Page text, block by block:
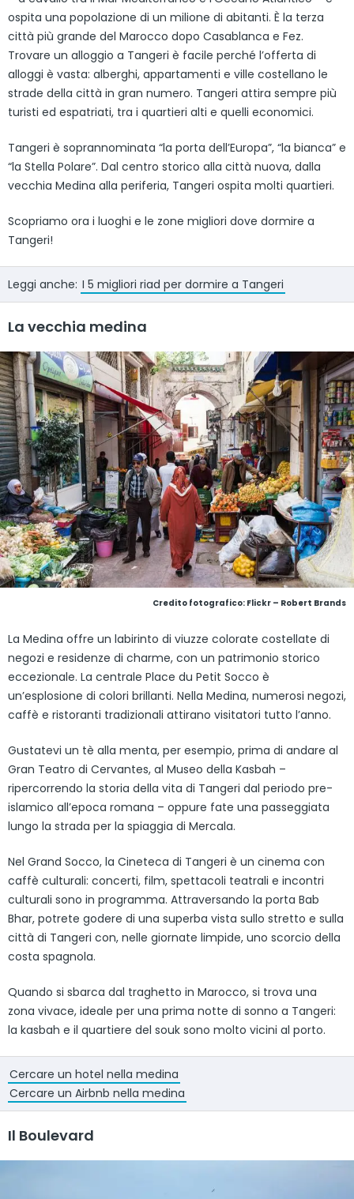
ospita una popolazione di un milione di abitanti. È la terza
città più grande del Marocco dopo Casablanca e Fez.
Trovare un alloggio a Tangeri è facile perché l’offerta di
alloggi è vasta: alberghi, appartamenti e ville costellano le
strade della città in gran numero. Tangeri attira sempre più
turisti ed espatriati, tra i quartieri alti e quelli economici.
Tangeri è soprannominata “la porta dell’Europa”, “la bianca” e
“la Stella Polare”. Dal centro storico alla città nuova, dalla
vecchia Medina alla periferia, Tangeri ospita molti quartieri.
Scopriamo ora i luoghi e le zone migliori dove dormire a
Tangeri!
Leggi anche: I 5 migliori riad per dormire a Tangeri
La vecchia medina
Credito fotografico: Flickr – Robert Brands
La Medina offre un labirinto di viuzze colorate costellate di
negozi e residenze di charme, con un patrimonio storico
eccezionale. La centrale Place du Petit Socco è
un’esplosione di colori brillanti. Nella Medina, numerosi negozi,
caffè e ristoranti tradizionali attirano visitatori tutto l’anno.
Gustatevi un tè alla menta, per esempio, prima di andare al
Gran Teatro di Cervantes, al Museo della Kasbah –
ripercorrendo la storia della vita di Tangeri dal periodo pre-
islamico all’epoca romana – oppure fate una passeggiata
lungo la strada per la spiaggia di Mercala.
Nel Grand Socco, la Cineteca di Tangeri è un cinema con
caffè culturali: concerti, film, spettacoli teatrali e incontri
culturali sono in programma. Attraversando la porta Bab
Bhar, potrete godere di una superba vista sullo stretto e sulla
città di Tangeri con, nelle giornate limpide, uno scorcio della
costa spagnola.
Quando si sbarca dal traghetto in Marocco, si trova una
zona vivace, ideale per una prima notte di sonno a Tangeri:
la kasbah e il quartiere del souk sono molto vicini al porto.
Cercare un hotel nella medina
Cercare un Airbnb nella medina
Il Boulevard